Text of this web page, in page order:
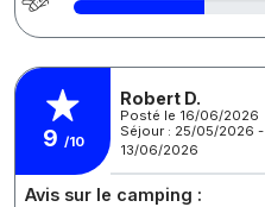
9 /10
Robert D.
Posté le 16/06/2026
Séjour : 25/05/2026 -
13/06/2026
Avis sur le camping :